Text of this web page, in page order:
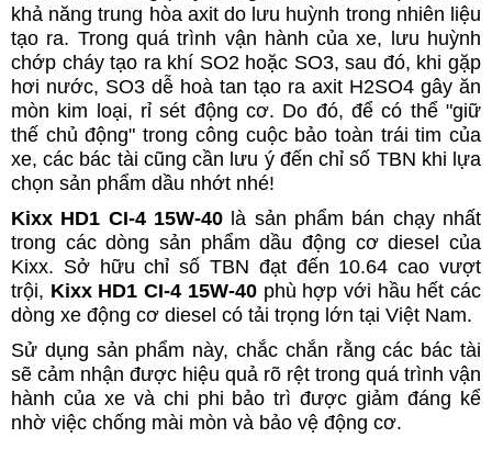
khả năng trung hòa axit do lưu huỳnh trong nhiên liệu
tạo ra. Trong quá trình vận hành của xe, lưu huỳnh
chớp cháy tạo ra khí SO2 hoặc SO3, sau đó, khi gặp
hơi nước, SO3 dễ hoà tan tạo ra axit H2SO4 gây ăn
mòn kim loại, rỉ sét động cơ. Do đó, để có thể "giữ
thế chủ động" trong công cuộc bảo toàn trái tim của
xe, các bác tài cũng cần lưu ý đến chỉ số TBN khi lựa
chọn sản phẩm dầu nhớt nhé!
Kixx HD1 CI-4 15W-40 là sản phẩm bán chạy nhất
trong các dòng sản phẩm dầu động cơ diesel của
Kixx. Sở hữu chỉ số TBN đạt đến 10.64 cao vượt
trội, Kixx HD1 CI-4 15W-40 phù hợp với hầu hết các
dòng xe động cơ diesel có tải trọng lớn tại Việt Nam.
Sử dụng sản phẩm này, chắc chắn rằng các bác tài
sẽ cảm nhận được hiệu quả rõ rệt trong quá trình vận
hành của xe và chi phi bảo trì được giảm đáng kể
nhờ việc chống mài mòn và bảo vệ động cơ.